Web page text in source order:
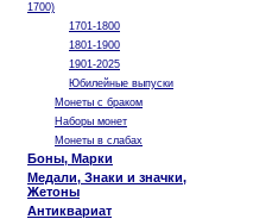
1700)
1701-1800
1801-1900
1901-2025
Юбилейные выпуски
Монеты с браком
Наборы монет
Монеты в слабах
Боны, Марки
Медали, Знаки и значки,
Жетоны
Антиквариат